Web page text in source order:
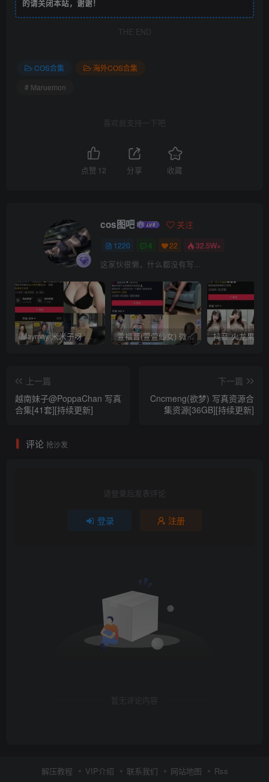
的请关闭本站，谢谢！
THE END
COS合集
海外COS合集
# Maruemon
喜欢就支持一下吧
点赞 12 分享 收藏
cos图吧 关注
1220 4 22 32.5W+
这家伙很懒，什么都没有写...
Maymay/米米子呀 铁粉空间视图资源下载(持续更新) 萱福晋(萱萱仙女) 微密圈网红视图 作品合集资源 [持续更新]
上一篇
越南妹子@PoppaChan 写真
合集[41套][持续更新]
下一篇
Cncmeng(欲梦) 写真资源合
集资源[36GB][持续更新]
评论 抢沙发
请登录后发表评论
登录 注册
暂无评论内容
解压教程 VIP介绍 联系我们 网站地图 Rss